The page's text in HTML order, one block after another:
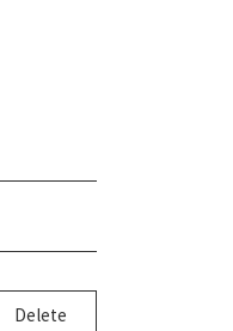
Delete